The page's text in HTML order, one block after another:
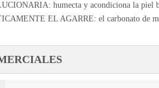
humecta y acondiciona la piel
EL AGARRE: el carbonato de